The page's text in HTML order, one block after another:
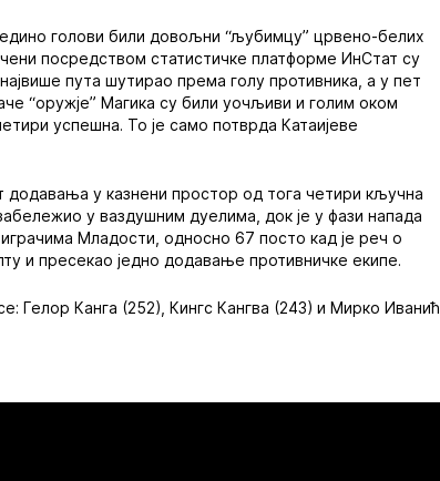
голови били довољни “љубимцу” црвено-белих
посредством статистичке платформе ИнСтат су
пута шутирао према голу противника, а у пет
“оружје” Магика су били уочљиви и голим оком
успешна. То је само потврда Катаијеве
додавања у казнени простор од тога четири кључна
у ваздушним дуелима, док је у фази напада
Младости, односно 67 посто кад је реч о
и пресекао једно додавање противничке екипе.
Гелор Канга (252), Кингс Кангва (243) и Мирко Иванић